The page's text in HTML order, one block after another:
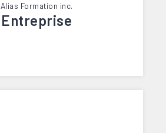
Alias Formation inc.
Entreprise